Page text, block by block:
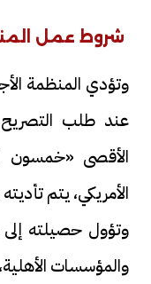
شروط عمل
وتؤدي المنظمة
عند طلب
الأقصى «خمسون
الأمريكي، يتم
وتؤول حصيلته